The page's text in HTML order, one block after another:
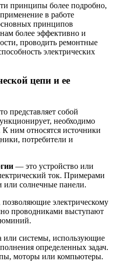
принципы более подробно,
в работе
принципов
более эффективно и
проводить ремонтные
электрических
цепи и ее
представляет собой
необходимо
ним относятся источники
потребители и
— это устройство или
ток. Примерами
или солнечные панели.
электрическому
проводниками выступают
или системы, использующие
определенных задач.
моторы или компьютеры.